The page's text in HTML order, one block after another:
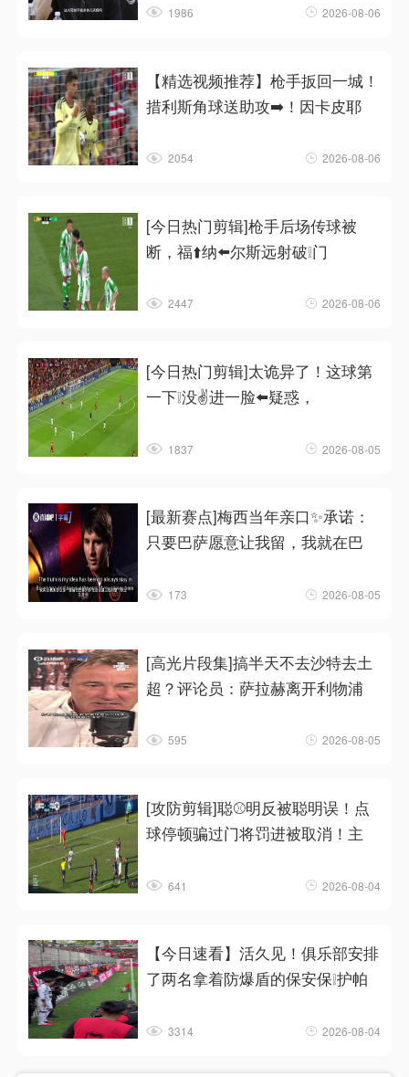
1986 2026-08-06
【精选视频推荐】枪手扳回一城！
措利斯角球送助攻➡️！因卡皮耶
2054 2026-08-06
[今日热门剪辑]枪手后场传球被
断，福⬆️纳⬅️尔斯远射破❕门
2447 2026-08-06
[今日热门剪辑]太诡异了！这球第
一下❕没✌️进一脸⬅️疑惑，
1837 2026-08-05
[最新赛点]梅西当年亲口✨承诺：
只要巴萨愿意让我留，我就在巴
173 2026-08-05
[高光片段集]搞半天不去沙特去土
超？评论员：萨拉赫离开利物浦
595 2026-08-05
[攻防剪辑]聪⚾明反被聪明误！点
球停顿骗过门将罚进被取消！主
641 2026-08-04
【今日速看】活久见！俱乐部安排
了两名拿着防爆盾的保安保❕护帕
3314 2026-08-04